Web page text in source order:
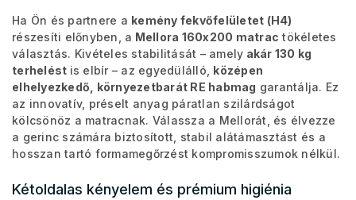
Ha Ön és partnere a kemény fekvőfelületet (H4)
részesíti előnyben, a Mellora 160x200 matrac tökéletes
választás. Kivételes stabilitását – amely akár 130 kg
terhelést is elbír – az egyedülálló, középen
elhelyezkedő, környezetbarát RE habmag garantálja. Ez
az innovatív, préselt anyag páratlan szilárdságot
kölcsönöz a matracnak. Válassza a Mellorát, és élvezze
a gerinc számára biztosított, stabil alátámasztást és a
hosszan tartó formamegőrzést kompromisszumok nélkül.
Kétoldalas kényelem és prémium higiénia